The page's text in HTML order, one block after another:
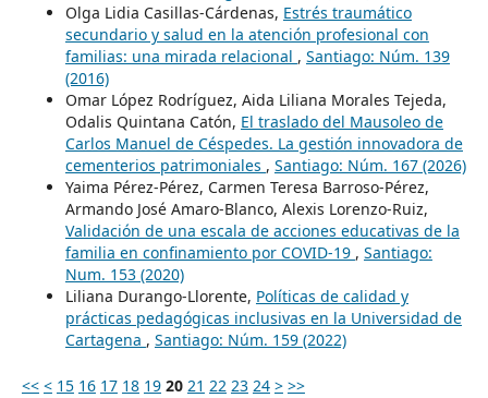
Olga Lidia Casillas-Cárdenas, Estrés traumático
secundario y salud en la atención profesional con
familias: una mirada relacional , Santiago: Núm. 139
(2016)
Omar López Rodríguez, Aida Liliana Morales Tejeda,
Odalis Quintana Catón, El traslado del Mausoleo de
Carlos Manuel de Céspedes. La gestión innovadora de
cementerios patrimoniales , Santiago: Núm. 167 (2026)
Yaima Pérez-Pérez, Carmen Teresa Barroso-Pérez,
Armando José Amaro-Blanco, Alexis Lorenzo-Ruiz,
Validación de una escala de acciones educativas de la
familia en confinamiento por COVID-19 , Santiago:
Num. 153 (2020)
Liliana Durango-Llorente, Políticas de calidad y
prácticas pedagógicas inclusivas en la Universidad de
Cartagena , Santiago: Núm. 159 (2022)
<< < 15 16 17 18 19 20 21 22 23 24 > >>